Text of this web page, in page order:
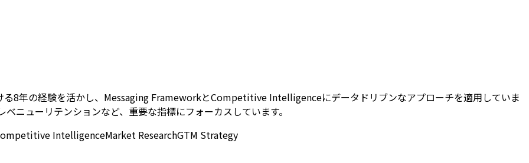
8年の経験を活かし、Messaging FrameworkとCompetitive Intelligenceにデータドリブンなアプローチを適用していま
ニューリテンションなど、重要な指標にフォーカスしています。
IntelligenceMarket ResearchGTM Strategy